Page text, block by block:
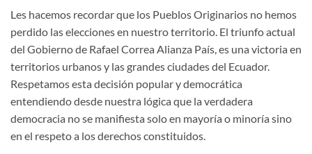
Les hacemos recordar que los Pueblos Originarios no hemos
perdido las elecciones en nuestro territorio. El triunfo actual
del Gobierno de Rafael Correa Alianza País, es una victoria en
territorios urbanos y las grandes ciudades del Ecuador.
Respetamos esta decisión popular y democrática
entendiendo desde nuestra lógica que la verdadera
democracia no se manifiesta solo en mayoría o minoría sino
en el respeto a los derechos constituidos.